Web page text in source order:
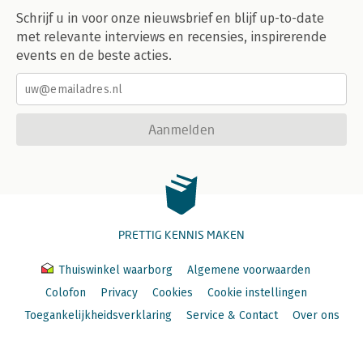
Schrijf u in voor onze nieuwsbrief en blijf up-to-date
met relevante interviews en recensies, inspirerende
events en de beste acties.
Aanmelden
PRETTIG KENNIS MAKEN
Thuiswinkel waarborg
Algemene voorwaarden
Colofon
Privacy Cookies
Cookie instellingen
Toegankelijkheidsverklaring
Service & Contact Over ons